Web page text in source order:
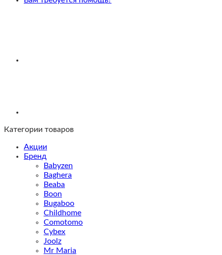
Категории товаров
Акции
Бренд
Babyzen
Baghera
Beaba
Boon
Bugaboo
Childhome
Comotomo
Cybex
Joolz
Mr Maria